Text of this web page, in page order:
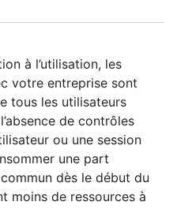
à l’utilisation, les
votre entreprise sont
tous les utilisateurs
de contrôles
ou une session
une part
dès le début du
moins de ressources à